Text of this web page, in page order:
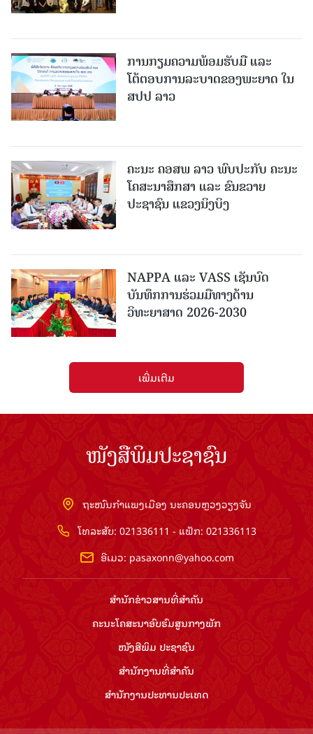
ການກຽມຄວາມພ້ອມຮັບມື ແລະ
ໂຕ້ຕອບການລະບາດຂອງພະຍາດ ໃນ
ສປປ ລາວ
ຄະນະ ຄອສພ ລາວ ພົບປະກັບ ຄະນະ
ໂຄສະນາສຶກສາ ແລະ ຂົນຂວາຍ
ປະຊາຊົນ ແຂວງນິງບິງ
NAPPA ແລະ VASS ເຊັນບົດ
ບັນທຶກການຮ່ວມມືທາງດ້ານ
ວິທະຍາສາດ 2026-2030
ເພີ່ມເຕີມ
ໜັງສືພິມປະຊາຊົນ
ຖະໜົນກຳແພງເມືອງ ນະຄອນຫຼວງວຽງຈັນ
ໂທລະສັບ: 021336111 - ແຟັກ: 021336113
ອີເມວ: pasaxonn@yahoo.com
ສຳ​ນັກ​ຂ່າວ​ສານ​ທີ່​ສຳ​ຄັນ​
ຄະນະໂຄສະນາອົບຮົມ​ສູນ​ກາງ​ພັກ
ໜັງສືພິມ ປະ​ຊາ​ຊົນ
ສຳ​ນັກ​ງານ​ທີ່​ສຳ​ຄັນ
ສຳ​ນັກ​ງານ​ປະ​ທານ​ປະ​ເທດ